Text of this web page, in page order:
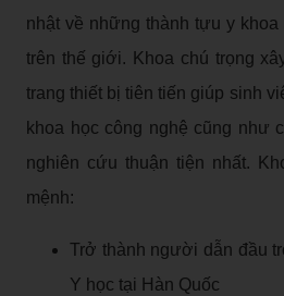
nhật về những thành tựu y
trên thế giới. Khoa chú trọng
trang thiết bị tiên tiến giúp sinh
khoa học công nghệ cũng như
nghiên cứu thuận tiện nhất.
mệnh:
Trở thành người dẫn đầu
Y học tại Hàn Quốc